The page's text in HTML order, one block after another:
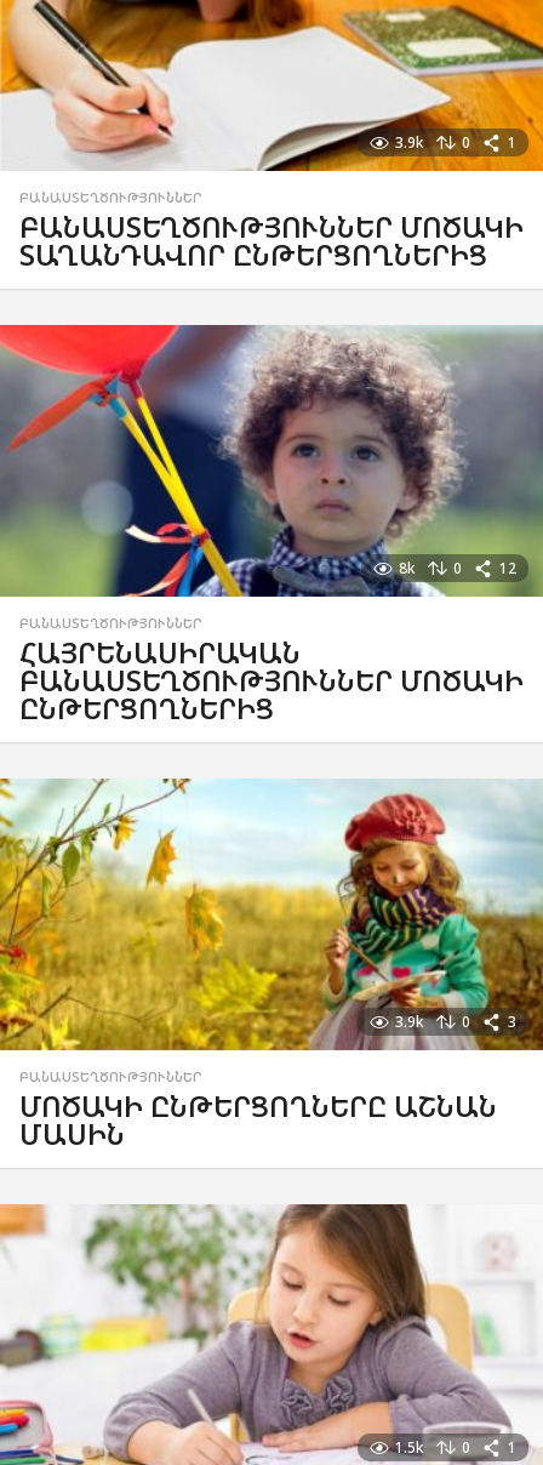
3.9k 0 1
ԲԱՆԱՍՏԵՂԾՈՒԹՅՈՒՆՆԵՐ
ԲԱՆԱՍՏԵՂԾՈՒԹՅՈՒՆՆԵՐ ՄՈԾԱԿԻ
ՏԱՂԱՆԴԱՎՈՐ ԸՆԹԵՐՑՈՂՆԵՐԻՑ
8k 0 12
ԲԱՆԱՍՏԵՂԾՈՒԹՅՈՒՆՆԵՐ
ՀԱՅՐԵՆԱՍԻՐԱԿԱՆ
ԲԱՆԱՍՏԵՂԾՈՒԹՅՈՒՆՆԵՐ ՄՈԾԱԿԻ
ԸՆԹԵՐՑՈՂՆԵՐԻՑ
3.9k 0 3
ԲԱՆԱՍՏԵՂԾՈՒԹՅՈՒՆՆԵՐ
ՄՈԾԱԿԻ ԸՆԹԵՐՑՈՂՆԵՐԸ ԱՇՆԱՆ
ՄԱՍԻՆ
1.5k 0 1